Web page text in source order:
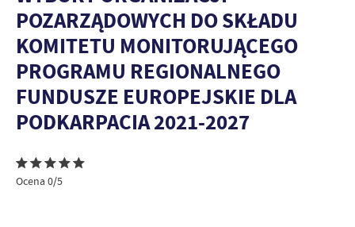
POZARZĄDOWYCH DO SKŁADU
KOMITETU MONITORUJĄCEGO
PROGRAMU REGIONALNEGO
FUNDUSZE EUROPEJSKIE DLA
PODKARPACIA 2021-2027
Ocena 0/5